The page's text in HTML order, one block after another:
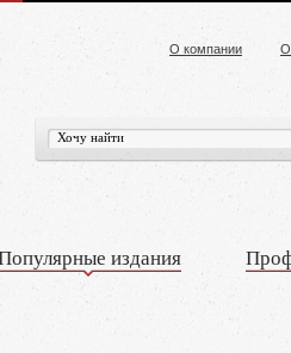
О компании
издания